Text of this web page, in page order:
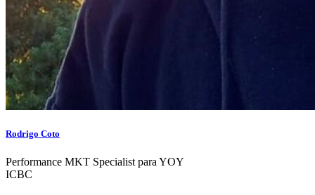
Rodrigo Coto
Performance MKT Specialist para YOY
ICBC